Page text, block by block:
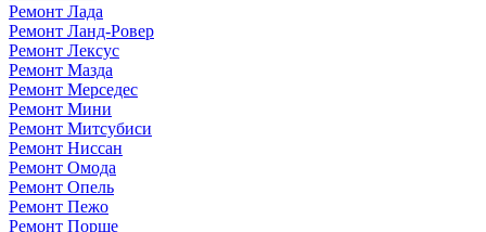
Ремонт Лада
Ремонт Ланд-Ровер
Ремонт Лексус
Ремонт Мазда
Ремонт Мерседес
Ремонт Мини
Ремонт Митсубиси
Ремонт Ниссан
Ремонт Омода
Ремонт Опель
Ремонт Пежо
Ремонт Порше